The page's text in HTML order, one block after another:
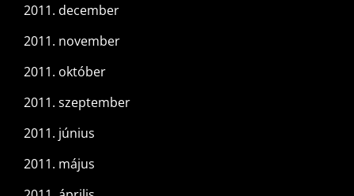
2011. december
2011. november
2011. október
2011. szeptember
2011. június
2011. május